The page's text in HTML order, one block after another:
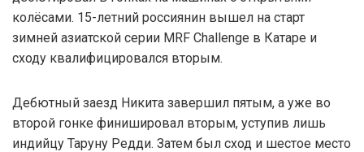
колёсами. 15-летний россиянин вышел на старт
зимней азиатской серии MRF Challenge в Катаре и
сходу квалифицировался вторым.
Дебютный заезд Никита завершил пятым, а уже во
второй гонке финишировал вторым, уступив лишь
индийцу Таруну Редди. Затем был сход и шестое место